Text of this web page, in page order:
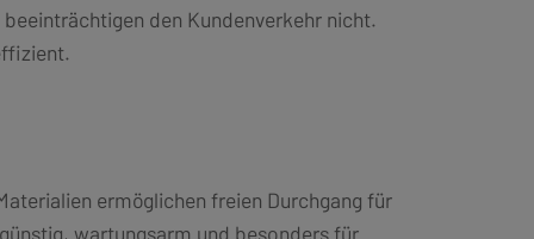
den Kundenverkehr nicht.
ermöglichen freien Durchgang für
wartungsarm und besonders für